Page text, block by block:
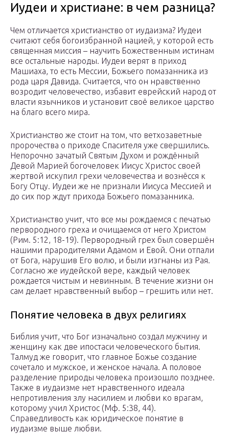
Иудеи и христиане: в чем разница?
Чем отличается христианство от иудаизма? Иудеи
считают себя богоизбранной нацией, у которой есть
священная миссия – научить Божественным истинам
все остальные народы. Иудеи верят в приход
Машиаха, то есть Мессии, Божьего помазанника из
рода царя Давида. Считается, что он нравственно
возродит человечество, избавит еврейский народ от
власти язычников и установит своё великое царство
на благо всего мира.
Христианство же стоит на том, что ветхозаветные
пророчества о приходе Спасителя уже свершились.
Непорочно зачатый Святым Духом и рождённый
Девой Марией богочеловек Иисус Христос своей
жертвой искупил грехи человечества и вознёсся к
Богу Отцу. Иудеи же не признали Иисуса Мессией и
до сих пор ждут прихода Божьего помазанника.
Христианство учит, что все мы рождаемся с печатью
первородного греха и очищаемся от него Христом
(Рим. 5:12, 18-19). Первородный грех был совершён
нашими прародителями Адамом и Евой. Они отпали
от Бога, нарушив Его волю, и были изгнаны из Рая.
Согласно же иудейской вере, каждый человек
рождается чистым и невинным. В течение жизни он
сам делает нравственный выбор – грешить или нет.
Понятие человека в двух религиях
Библия учит, что Бог изначально создал мужчину и
женщину как две ипостаси человеческого бытия.
Талмуд же говорит, что главное Божье создание
сочетало и мужское, и женское начала. А половое
разделение природы человека произошло позднее.
Также в иудаизме нет нравственного идеала
непротивления злу насилием и любви ко врагам,
которому учил Христос (Мф. 5:38, 44).
Справедливость как юридическое понятие в
иудаизме выше любви.